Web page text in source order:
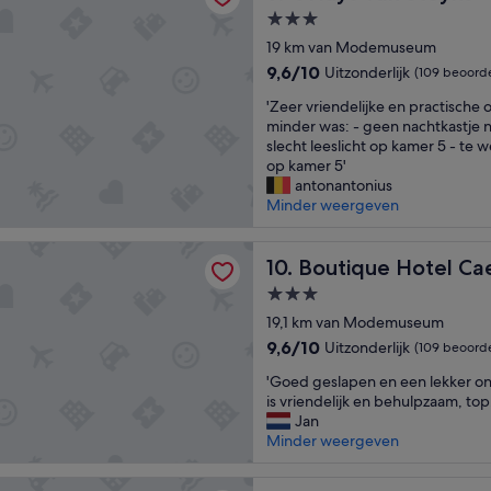
h
e
f
e
e
n
u
n
i
e
s
e
e
W
e
h
m
m
e
t
i
c
h
t
i
o
e
d
e
p
r
k
e
e
e
l
c
a
t
i
,
e
d
o
n
d
r
h
o
u
3.0-
sterrenaccommodatie
19 km van Modemuseum
9.6
10,
Uitzonderlijk,
(109
beoordelingen)
9,6/10 Uitzonderlijk (109
'
Z
e
e
v
e
d
e
l
j
k
e
e
'Zeer vriendelijke en practische
minder was: - geen nachtkastje
slecht leeslicht op kamer 5 - te
op kamer 5'
antonantonius
Minder weergeven
10. Boutique Hotel
Boutique Hotel Caelus VII
3.0-
sterrenaccommodatie
19,1 km van Modemuseum
9.6
10,
Uitzonderlijk,
(109
beoordelingen)
9,6/10 Uitzonderlijk (109
'
G
o
e
'Goed geslapen en een lekker
is vriendelijk en behulpzaam,
Jan
Minder weergeven